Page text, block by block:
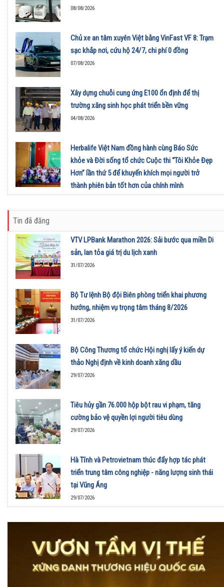
08/08/2026
Chủ xe an tâm xuyên Việt bằng VinFast VF 8: Trạm
sạc khắp nơi, cứu hộ 24/7, chi phí 0 đồng
07/08/2026
Xây dựng chuỗi cung ứng E100 ổn định để thị
trường xăng sinh học phát triển bền vững
04/08/2026
Herbalife Việt Nam đồng hành cùng Báo Sức
khỏe và Đời sống tổ chức Cuộc thi “Tôi Khỏe Đẹp
Hơn” lần thứ 5 để khuyến khích mọi người trở
thành phiên bản tốt hơn của chính mình
Tin đã đăng
VTV LPBank Marathon 2026: Sải bước qua miền Di
sản, lan tỏa giá trị du lịch xanh
31/07/2026
Bộ Tư lệnh Bộ đội Biên phòng triển khai phương
hướng, nhiệm vụ trọng tâm tháng 8/2026
31/07/2026
Bộ Công Thương tổ chức Hội nghị lấy ý kiến dự
thảo Nghị định về kinh doanh xăng dầu
29/07/2026
Tiêu hủy gần 76.000 hộp bột rau vi phạm, tăng
cường bảo vệ quyền lợi người tiêu dùng
29/07/2026
Hà Tĩnh và Petrovietnam thúc đẩy hợp tác phát
triển trung tâm công nghiệp - năng lượng sinh thái
tại Vũng Áng
29/07/2026